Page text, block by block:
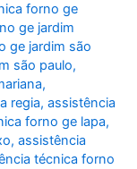
forno ge
ge jardim
ge jardim são
são paulo,
,
regia,assistência
forno ge lapa,
,assistência
técnica forno